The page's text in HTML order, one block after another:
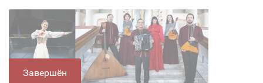
Завершён